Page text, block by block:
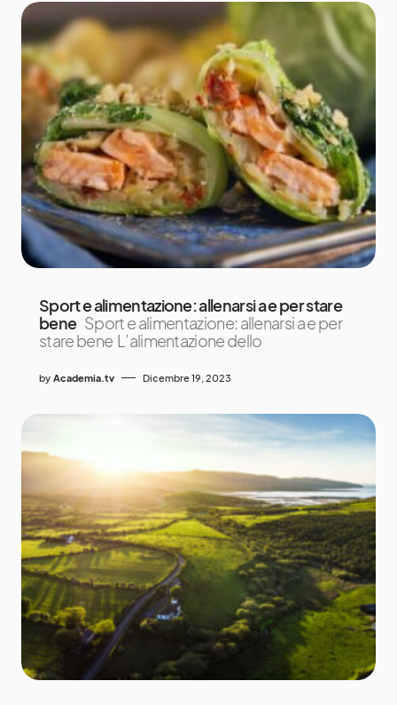
Sport e alimentazione: allenarsi a e per stare
bene Sport e alimentazione: allenarsi a e per
stare bene L’alimentazione dello
by Academia.tv Dicembre 19, 2023